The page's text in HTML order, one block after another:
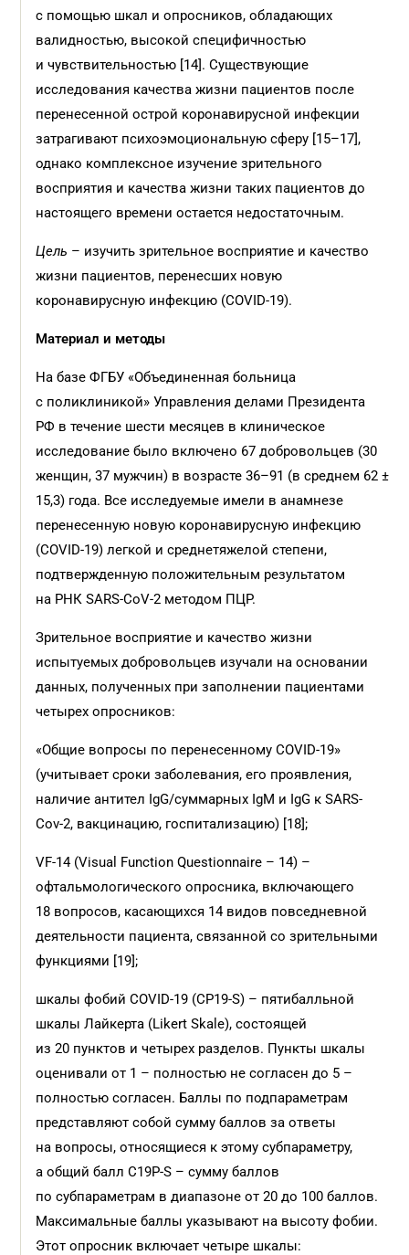
с помощью шкал и опросников, обладающих
валидностью, высокой специфичностью
и чувствительностью [14]. Существующие
исследования качества жизни пациентов после
перенесенной острой коронавирусной инфекции
затрагивают психоэмоциональную сферу [15–17],
однако комплексное изучение зрительного
восприятия и качества жизни таких пациентов до
настоящего времени остается недостаточным.
Цель – изучить зрительное восприятие и качество
жизни пациентов, перенесших новую
коронавирусную инфекцию (COVID-19).
Материал и методы
На базе ФГБУ «Объединенная больница
с поликлиникой» Управления делами Президента
РФ в течение шести месяцев в клиническое
исследование было включено 67 добровольцев (30
женщин, 37 мужчин) в возрасте 36–91 (в среднем 62 ±
15,3) года. Все исследуемые имели в анамнезе
перенесенную новую корона­вирусную инфекцию
(COVID-19) легкой и среднетяжелой степени,
подтвержденную положительным результатом
на РНК SARS-CoV-2 методом ПЦР.
Зрительное восприятие и качество жизни
испытуемых добровольцев изучали на основании
данных, полученных при заполнении пациентами
четырех опросников:
«Общие вопросы по перенесенному COVID‑19»
(учитывает сроки заболевания, его проявления,
наличие антител IgG/суммарных IgМ и IgG к SARS-
Cov-2, вакцинацию, госпитализацию) [18];
VF-14 (Visual Function Questionnaire – 14) –
офтальмологического опросника, включающего
18 вопросов, касающихся 14 видов повседневной
деятельности пациента, связанной со зрительными
функциями [19];
шкалы фобий COVID-19 (CP19-S) – пятибалльной
шкалы Лайкерта (Likert Skale), состоящей
из 20 пунктов и четырех разделов. Пункты шкалы
оценивали от 1 – полностью не согласен до 5 –
полностью согласен. Баллы по подпараметрам
представляют собой сумму баллов за ответы
на вопросы, относящиеся к этому субпараметру,
а общий балл C19P-S – сумму баллов
по субпараметрам в диапазоне от 20 до 100 баллов.
Максимальные баллы указывают на высоту фобии.
Этот опросник включает четыре шкалы: